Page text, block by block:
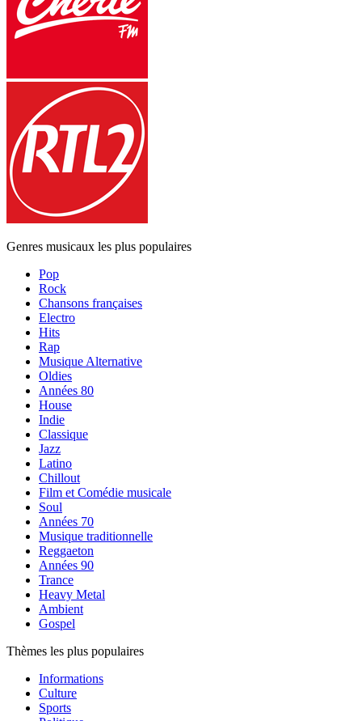
Genres musicaux les plus populaires
Pop
Rock
Chansons françaises
Electro
Hits
Rap
Musique Alternative
Oldies
Années 80
House
Indie
Classique
Jazz
Latino
Chillout
Film et Comédie musicale
Soul
Années 70
Musique traditionnelle
Reggaeton
Années 90
Trance
Heavy Metal
Ambient
Gospel
Thèmes les plus populaires
Informations
Culture
Sports